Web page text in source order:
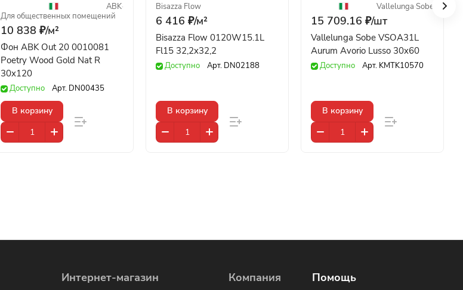
ABK·
Для общественных помещений
10 838 ₽/м²
Фон ABK Out 20 0010081
Poetry Wood Gold Nat R
30x120
Доступно Арт. DN00435
В корзину
Bisazza·Flow
6 416 ₽/м²
Bisazza Flow 0120W15.1L
Fl15 32,2x32,2
Доступно Арт. DN02188
В корзину
Vallelunga·Sobe
15 709.16 ₽/шт
Vallelunga Sobe VSOA31L
Aurum Avorio Lusso 30x60
Доступно Арт. KMTK10570
В корзину
Интернет-магазин
Компания
Помощь